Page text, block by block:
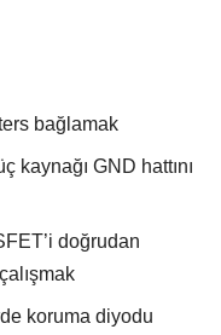
bağlamak
kaynağı GND hattını
doğrudan
koruma diyodu